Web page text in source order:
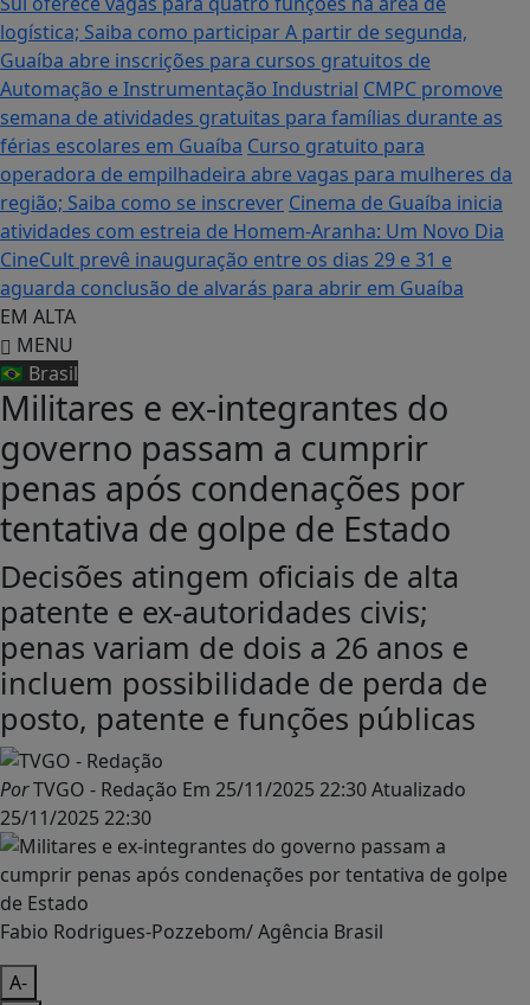
logística; Saiba como participarA partir de segunda,
Guaíba abre inscrições para cursos gratuitos de
Automação e Instrumentação Industrial CMPC promove
semana de atividades gratuitas para famílias durante as
férias escolares em Guaíba Curso gratuito para
operadora de empilhadeira abre vagas para mulheres da
região; Saiba como se inscrever Cinema de Guaíba inicia
atividades com estreia de Homem-Aranha: Um Novo Dia
CineCult prevê inauguração entre os dias 29 e 31 e
aguarda conclusão de alvarás para abrir em Guaíba
EM ALTA
MENU
🇧🇷 Brasil
Militares e ex-integrantes do
governo passam a cumprir
penas após condenações por
tentativa de golpe de Estado
Decisões atingem oficiais de alta
patente e ex-autoridades civis;
penas variam de dois a 26 anos e
incluem possibilidade de perda de
posto, patente e funções públicas
PorTVGO - Redação Em 25/11/2025 22:30Atualizado
25/11/2025 22:30
Fabio Rodrigues-Pozzebom/ Agência Brasil
A-